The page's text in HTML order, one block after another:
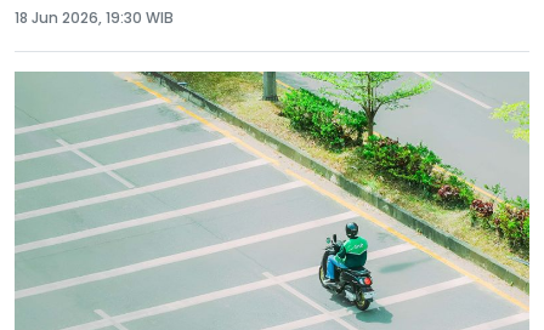
18 Jun 2026, 19:30 WIB